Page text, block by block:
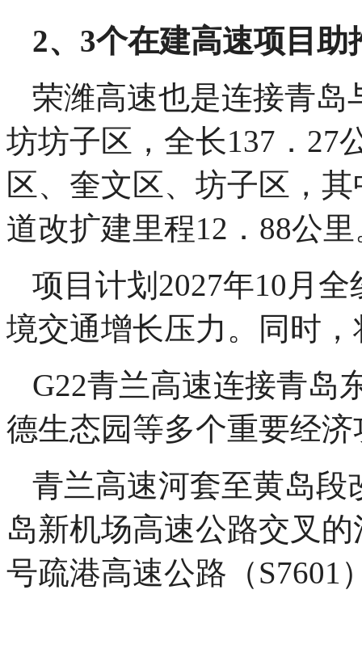
2、3个在建高速项目
荣潍高速也是连接青岛
坊坊子区，全长137．27
区、奎文区、坊子区，
道改扩建里程12．88公
项目计划2027年10月
境交通增长压力。同时
G22青兰高速连接青岛
德生态园等多个重要经
青兰高速河套至黄岛段
岛新机场高速公路交叉
号疏港高速公路（S7601